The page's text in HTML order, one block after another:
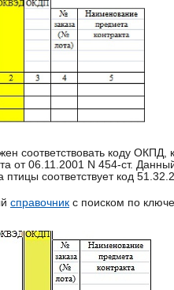
соответствовать коду ОКПД,
от 06.11.2001 N 454-ст.
соответствует код 51.32.2.
справочник с поиском по